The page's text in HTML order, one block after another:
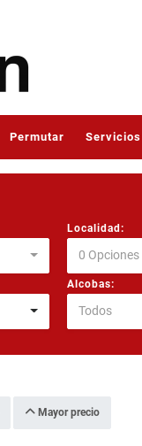
Permutar Servicios
Localidad:
0 Opciones
Alcobas:
Todos
Mayor precio